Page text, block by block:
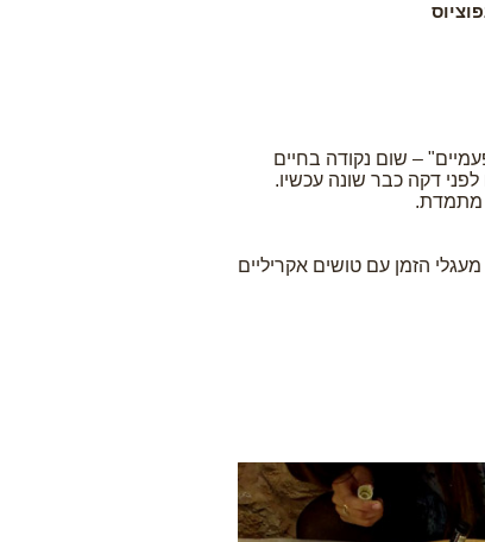
– שום נקודה בחיים
דקה כבר שונה עכשיו.
מתמדת.
הזמן עם טושים אקריליים